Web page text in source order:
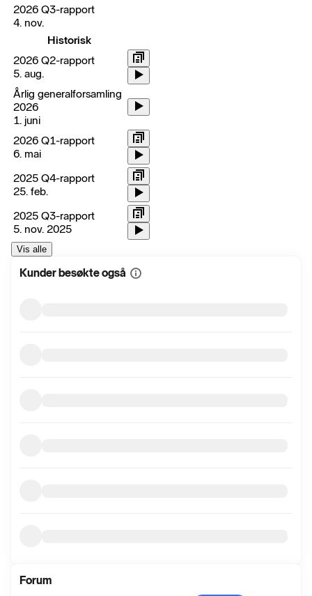
2026 Q3-rapport
4. nov.
Historisk
2026 Q2-rapport
5. aug.
Årlig generalforsamling
2026
1. juni
2026 Q1-rapport
6. mai
2025 Q4-rapport
25. feb.
2025 Q3-rapport
5. nov. 2025
Vis alle
Kunder besøkte også Vis
Forum